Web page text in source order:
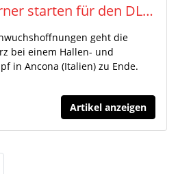
Genssle und Wörner starten für den DLV in Ancona
geht die
bei einem Hallen- und
in Ancona (Italien) zu Ende.
Artikel anzeigen